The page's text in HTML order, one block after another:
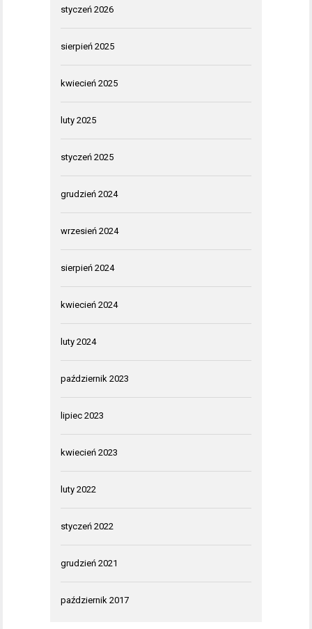
styczeń 2026
sierpień 2025
kwiecień 2025
luty 2025
styczeń 2025
grudzień 2024
wrzesień 2024
sierpień 2024
kwiecień 2024
luty 2024
październik 2023
lipiec 2023
kwiecień 2023
luty 2022
styczeń 2022
grudzień 2021
październik 2017